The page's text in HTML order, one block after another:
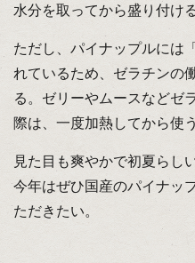
水分を取ってから盛り付け
ただし、パイナップルには
れているため、ゼラチンの
る。ゼリーやムースなどゼ
際は、一度加熱してから使
見た目も爽やかで初夏らし
今年はぜひ国産のパイナッ
ただきたい。